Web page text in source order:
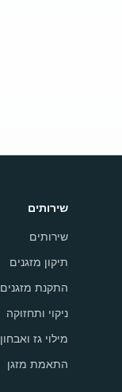
שירותים
שירותים
תיקון מזגנים
התקנת מזגנים
ניקוי ותחזוקה
מילוי גז ואבחון
התאמת מזגן